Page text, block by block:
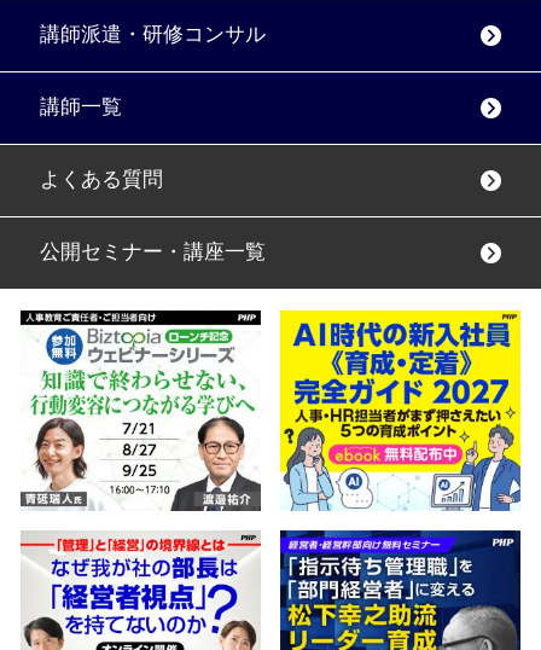
講師派遣・研修コンサル
講師一覧
よくある質問
公開セミナー・講座一覧